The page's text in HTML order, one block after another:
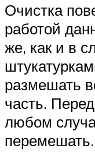
Очистка
работой
же, как и в
размешать
часть.
любом